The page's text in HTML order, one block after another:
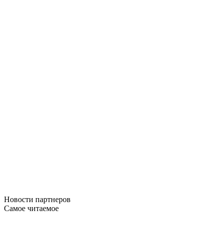
Новости партнеров
Самое читаемое